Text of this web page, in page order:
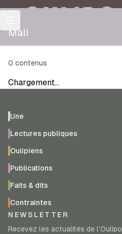
OULIPO
Mali
0 contenus
Chargement…
Une
Lectures publiques
Oulipiens
Publications
Faits & dits
Contraintes
NEWSLETTER
Recevez les actualités de l’Oulipo.